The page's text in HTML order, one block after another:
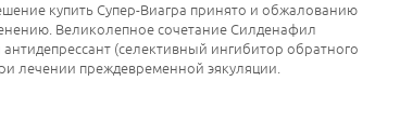
купить Супер-Виагра принято и обжалованию
Великолепное сочетание Силденафил
(селективный ингибитор обратного
лечении преждевременной эякуляции.